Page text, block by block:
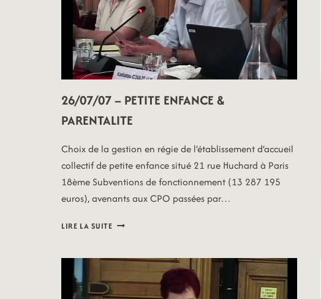
26/07/07 – PETITE ENFANCE &
PARENTALITE
Choix de la gestion en régie de l’établissement d’accueil
collectif de petite enfance situé 21 rue Huchard à Paris
18ème Subventions de fonctionnement (13 287 195
euros), avenants aux CPO passées par…
LIRE LA SUITE26/07/07
ENFANCE
PARENTALITE